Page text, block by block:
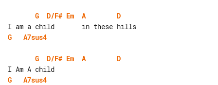
G D/F# Em A
D
G
A7sus4
G D/F# Em A
D
G
A7sus4